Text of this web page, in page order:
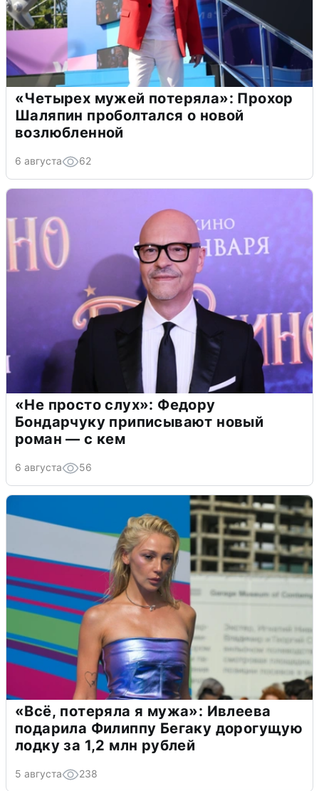
«Четырех мужей потеряла»: Прохор
Шаляпин проболтался о новой
возлюбленной
6 августа 62
«Не просто слух»: Федору
Бондарчуку приписывают новый
роман — с кем
6 августа 56
«Всё, потеряла я мужа»: Ивлеева
подарила Филиппу Бегаку дорогущую
лодку за 1,2 млн рублей
5 августа 238